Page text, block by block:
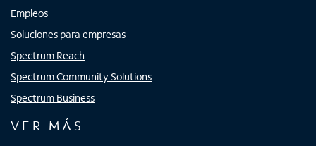
Empleos
Soluciones para empresas
Spectrum Reach
Spectrum Community Solutions
Spectrum Business
VER MÁS